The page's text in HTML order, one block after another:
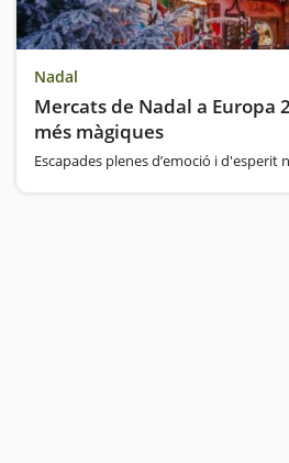
Nadal
Mercats de Nadal a Europa
més màgiques
Escapades plenes d’emoció i d'esperit